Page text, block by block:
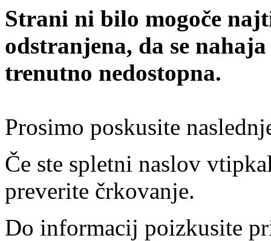
Strani ni bilo mogoče
odstranjena, da se
trenutno nedostopna.
Prosimo poskusite
Če ste spletni naslov
preverite črkovanje.
Do informacij poizkusite